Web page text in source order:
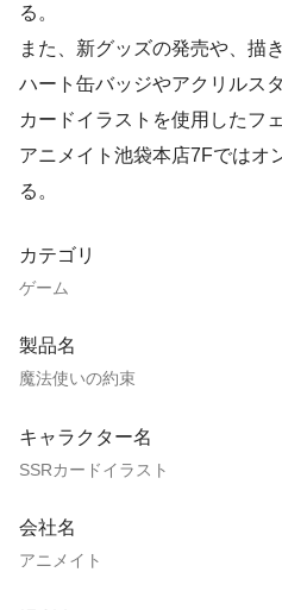
る。
また、新グッズの発売や、描
ハート缶バッジやアクリルス
カードイラストを使用したフ
アニメイト池袋本店7Fではオ
る。
カテゴリ
ゲーム
製品名
魔法使いの約束
キャラクター名
SSRカードイラスト
会社名
アニメイト